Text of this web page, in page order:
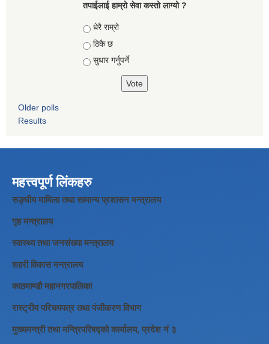
तपाईलाई हाम्रो सेवा कस्तो लाग्यो ?
Choices
धेरै राम्रो
ठिकै छ
सुधार गर्नुपर्ने
Older polls
Results
महत्त्वपूर्ण लिंकहरु
सङ्घीय मामिला तथा सामान्य प्रशासन मन्त्रालय
गृह मन्त्रालय
स्वास्थ्य तथा जनसंख्या मन्त्रालय
शहरी विकास मन्त्रालय
काठमाण्डौ महानगरपालिका
रास्ट्रीय परिचयपत्र तथा पंजीकरण विभाग
मुख्यमन्त्री तथा मन्त्रिपरिषद्को कार्यालय, प्रदेश नं ३